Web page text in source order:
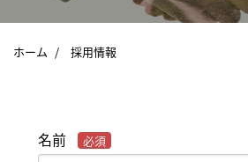
ホーム / 採用情報
名前